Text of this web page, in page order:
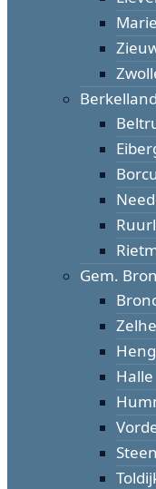
Berkelland
Gem.
Halle